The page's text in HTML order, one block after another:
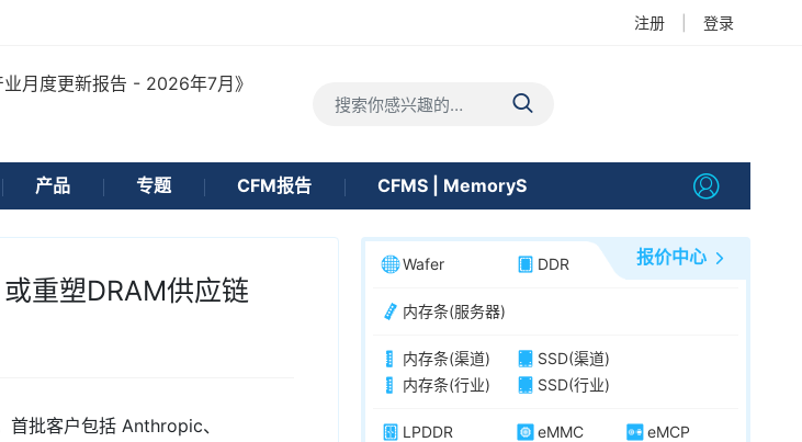
注册 登录
产品 专题 CFM报告 CFMS | MemoryS
重塑DRAM供应链
批客户包括 Anthropic、
报价中心
Wafer DDR
内存条(服务器)
内存条(渠道)
SSD(渠道)
内存条(行业)
SSD(行业)
LPDDR eMMC
eMCP